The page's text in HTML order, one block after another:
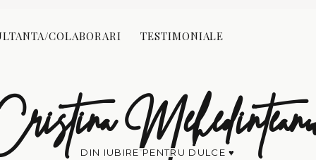
COLABORARI TESTIMONIALE
DIN IUBIRE PENTRU DULCE ♥